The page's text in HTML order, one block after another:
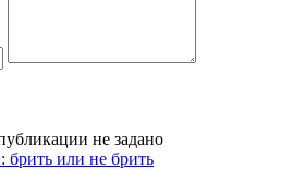
или не брить